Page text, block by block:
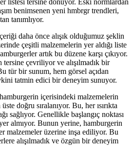
benimsenen yeni hmbrgr trendleri,
tanımlıyor.
daha önce alışık olduğumuz şeklin
çeşitli malzemelerin yer aldığı liste
artık bu düzene karşı çıkıyor.
çevriliyor ve alışılmadık bir
tür bir sunum, hem görsel açıdan
tatmin edici bir deneyim sunuyor.
içerisindeki malzemelerin
doğru sıralanıyor. Bu, her ısırıkta
sağlıyor. Genellikle başlangıç noktası
almıyor. Bunun yerine, hamburgerin
malzemeler üzerine inşa ediliyor. Bu
alışılmadık ve özgün bir deneyim